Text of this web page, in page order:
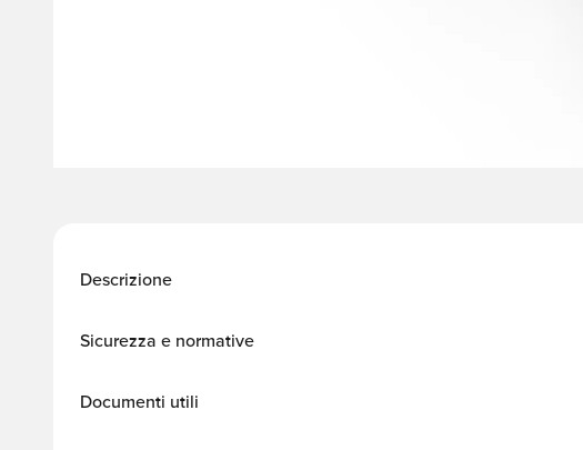
Descrizione
Sicurezza e normative
Documenti utili